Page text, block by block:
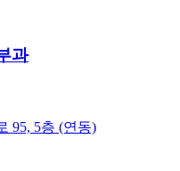
과
95, 5층 (연동)